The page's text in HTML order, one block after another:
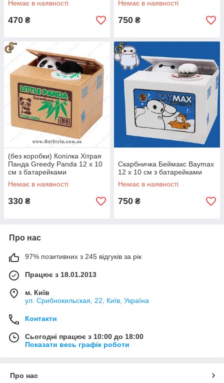
Немає в наявності
470 ₴
Немає в наявності
750 ₴
(без коробки) Копілка Хітрая
Панда Greedy Panda 12 х 10
см з батарейками
Немає в наявності
330 ₴
Скарбничка Беймакс Baymax
12 х 10 см з батарейками
Немає в наявності
750 ₴
Про нас
97% позитивних з 245 відгуків за рік
Працює з 18.01.2013
м. Київ
ул. Срибнокильская, 22, Київ, Україна
Контакти
Сьогодні працює з 10:00 до 18:00
Показати весь графік роботи
Про нас